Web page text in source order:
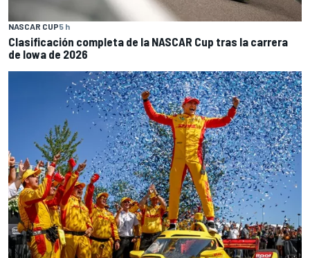
NASCAR CUP5 h
Clasificación completa de la NASCAR Cup tras la carrera
de Iowa de 2026